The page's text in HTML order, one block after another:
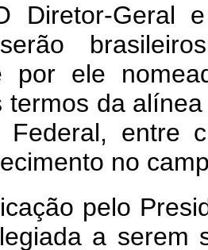
Diretor-Geral
por ele
termos da
Federal, entre
no
pelo
a serem